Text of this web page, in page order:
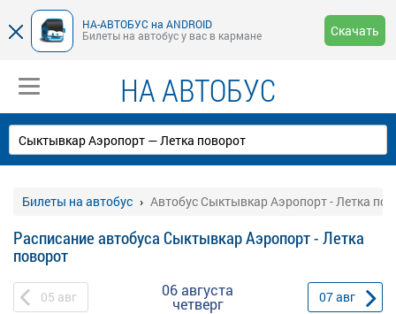
НА-АВТОБУС на ANDROID
Билеты на автобус у вас в кармане
Скачать
НА АВТОБУС
Билеты на автобус Автобус Сыктывкар Аэропорт - Летка
Расписание автобуса Сыктывкар Аэропорт - Летка
поворот
05 авг 06 августа
четверг 07авг